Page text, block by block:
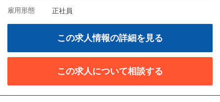
雇用形態 正社員
この求人情報の詳細を見る
この求人について相談する